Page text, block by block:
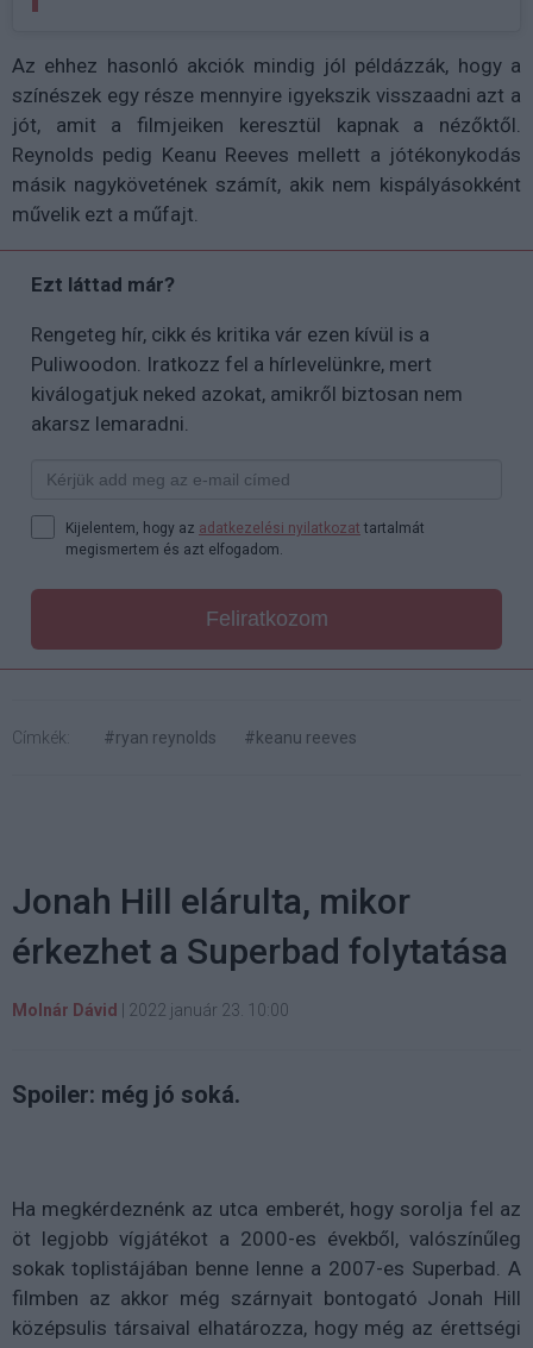
Az ehhez hasonló akciók mindig jól példázzák, hogy a
színészek egy része mennyire igyekszik visszaadni azt a
jót, amit a filmjeiken keresztül kapnak a nézőktől.
Reynolds pedig Keanu Reeves mellett a jótékonykodás
másik nagykövetének számít, akik nem kispályásokként
művelik ezt a műfajt.
Ezt láttad már?
Rengeteg hír, cikk és kritika vár ezen kívül is a
Puliwoodon. Iratkozz fel a hírlevelünkre, mert
kiválogatjuk neked azokat, amikről biztosan nem
akarsz lemaradni.
Kijelentem, hogy az adatkezelési nyilatkozat tartalmát
megismertem és azt elfogadom.
Feliratkozom
Címkék: #ryan reynolds #keanu reeves
Jonah Hill elárulta, mikor
érkezhet a Superbad folytatása
Molnár Dávid 2022 január 23. 10:00
Spoiler: még jó soká.
Ha megkérdeznénk az utca emberét, hogy sorolja fel az
öt legjobb vígjátékot a 2000-es évekből, valószínűleg
sokak toplistájában benne lenne a 2007-es Superbad. A
filmben az akkor még szárnyait bontogató Jonah Hill
középsulis társaival elhatározza, hogy még az érettségi